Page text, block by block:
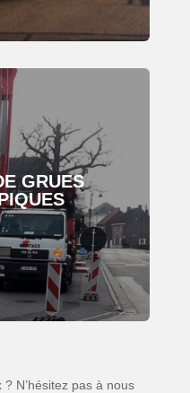
GRUES
N’hésitez pas à nous